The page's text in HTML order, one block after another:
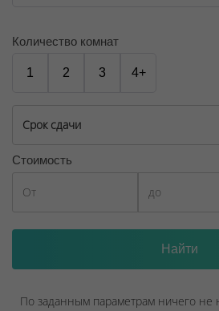
Количество комнат
1 2 3 4+
Срок сдачи
Стоимость
По заданным параметрам ничего не